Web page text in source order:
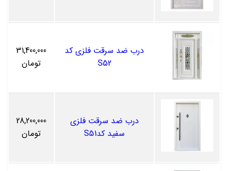
درب ضد سرقت فلزی کد
S52
31,400,000
تومان
درب ضد سرقت فلزی
سفید کدS51
28,200,000
تومان